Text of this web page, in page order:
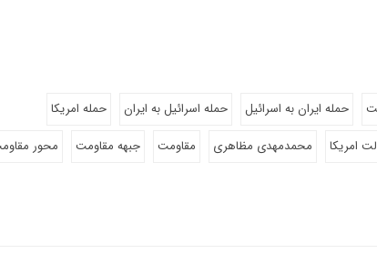
حمله ایران به اسرائیل حمله اسرائیل به ایران
حمله امریکا
امریکا محمدمهدی مظاهری مقاومت جبهه مقاومت
محور